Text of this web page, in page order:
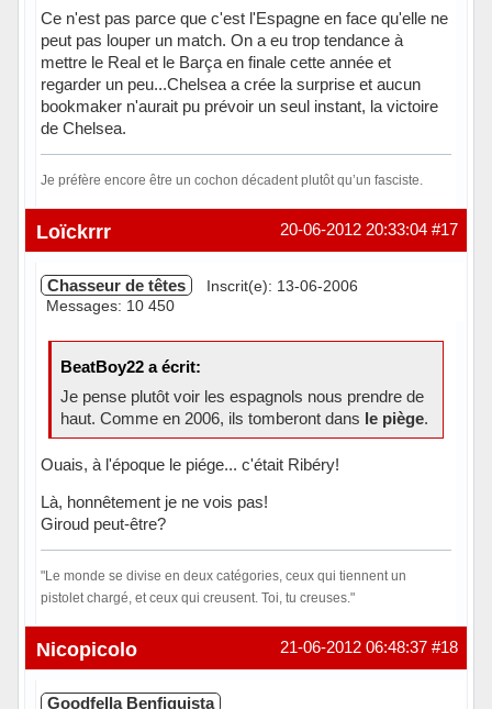
Ce n'est pas parce que c'est l'Espagne en face qu'elle ne
peut pas louper un match. On a eu trop tendance à
mettre le Real et le Barça en finale cette année et
regarder un peu...Chelsea a crée la surprise et aucun
bookmaker n'aurait pu prévoir un seul instant, la victoire
de Chelsea.
Je préfère encore être un cochon décadent plutôt qu’un fasciste.
Hors ligne #17
20-06-2012 20:33:04
Loïckrrr
Chasseur de têtes
Inscrit(e): 13-06-2006
Messages: 10 450
BeatBoy22 a écrit:
Je pense plutôt voir les espagnols nous prendre de
haut. Comme en 2006, ils tomberont dans le piège.
Ouais, à l'époque le piége... c'était Ribéry!
Là, honnêtement je ne vois pas!
Giroud peut-être?
"Le monde se divise en deux catégories, ceux qui tiennent un
pistolet chargé, et ceux qui creusent. Toi, tu creuses."
Hors ligne #18
21-06-2012 06:48:37
Nicopicolo
Goodfella Benfiquista